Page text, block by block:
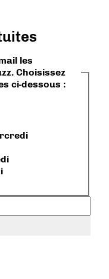
les
Choisissez
ci-dessous :